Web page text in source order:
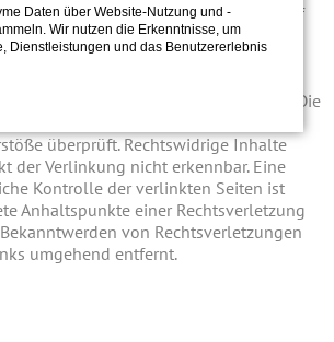
Links zu externen Webseiten Dritter, auf
Einfluss haben. Deshalb kann für
auch keine Gewähr übernommen
der verlinkten Seiten ist stets der
Betreiber der Seiten verantwortlich. Die
zum Zeitpunkt der Verlinkung auf
überprüft. Rechtswidrige Inhalte
der Verlinkung nicht erkennbar. Eine
Kontrolle der verlinkten Seiten ist
Anhaltspunkte einer Rechtsverletzung
von Rechtsverletzungen
umgehend entfernt.
Daten über Website-Nutzung und -
Wir nutzen die Erkenntnisse, um
Dienstleistungen und das Benutzererlebnis